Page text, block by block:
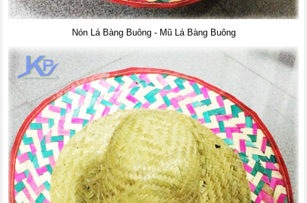
Nón Lá Bàng Buông - Mũ Lá Bàng Buông